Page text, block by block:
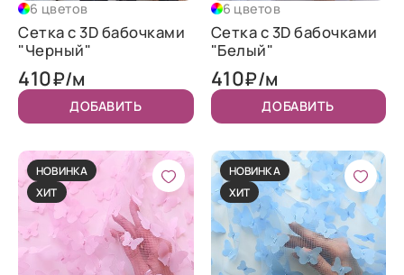
6 цветов
Сетка с 3D бабочками
"Черный"
410₽/м
ДОБАВИТЬ
6 цветов
Сетка с 3D бабочками
"Белый"
410₽/м
ДОБАВИТЬ
НОВИНКА
ХИТ
НОВИНКА
ХИТ